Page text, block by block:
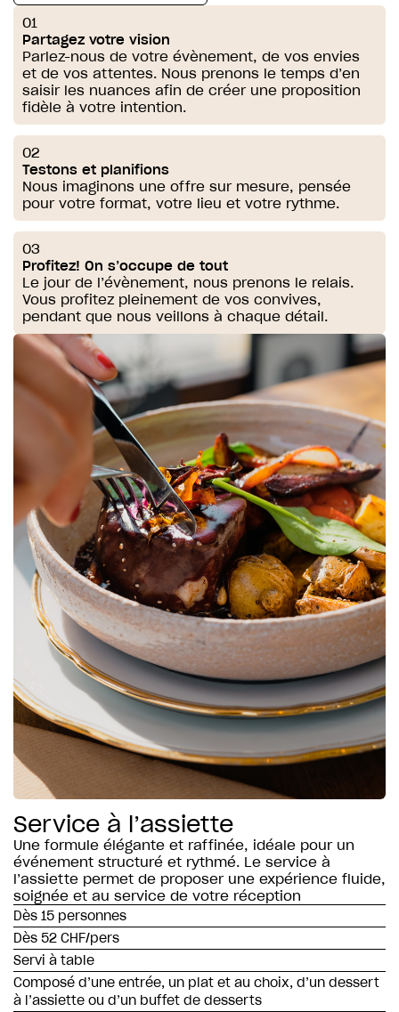
01
Partagez votre vision
Parlez-nous de votre évènement, de vos envies
et de vos attentes. Nous prenons le temps d’en
saisir les nuances afin de créer une proposition
fidèle à votre intention.
02
Testons et planifions
Nous imaginons une offre sur mesure, pensée
pour votre format, votre lieu et votre rythme.
03
Profitez! On s’occupe de tout
Le jour de l’évènement, nous prenons le relais.
Vous profitez pleinement de vos convives,
pendant que nous veillons à chaque détail.
Service à l’assiette
Une formule élégante et raffinée, idéale pour un
événement structuré et rythmé. Le service à
l’assiette permet de proposer une expérience fluide,
soignée et au service de votre réception
Dès 15 personnes
Dès 52 CHF/pers
Servi à table
Composé d’une entrée, un plat et au choix, d’un dessert
à l’assiette ou d’un buffet de desserts